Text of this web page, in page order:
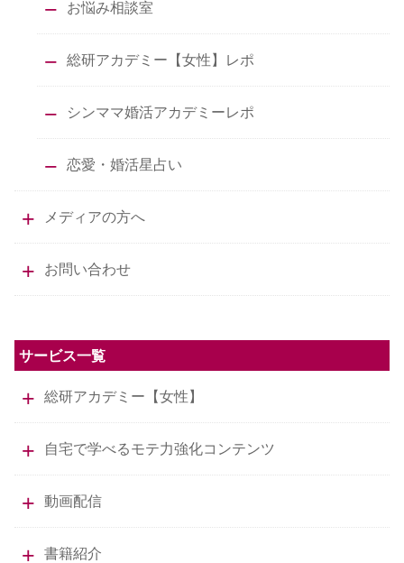
お悩み相談室
総研アカデミー【女性】レポ
シンママ婚活アカデミーレポ
恋愛・婚活星占い
メディアの方へ
お問い合わせ
サービス一覧
総研アカデミー【女性】
自宅で学べるモテ力強化コンテンツ
動画配信
書籍紹介